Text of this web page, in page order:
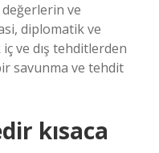
değerlerin ve
diplomatik ve
ve dış tehditlerden
savunma ve tehdit
kısaca